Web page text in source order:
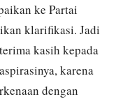
ke Partai
klarifikasi. Jadi
kasih kepada
karena
dengan